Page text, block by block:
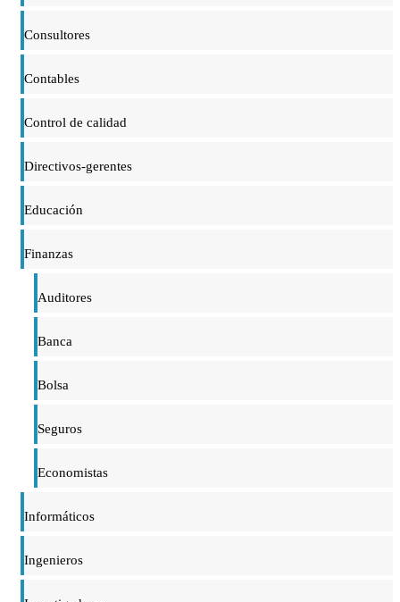
Consultores
Contables
Control de calidad
Directivos-gerentes
Educación
Finanzas
Auditores
Banca
Bolsa
Seguros
Economistas
Informáticos
Ingenieros